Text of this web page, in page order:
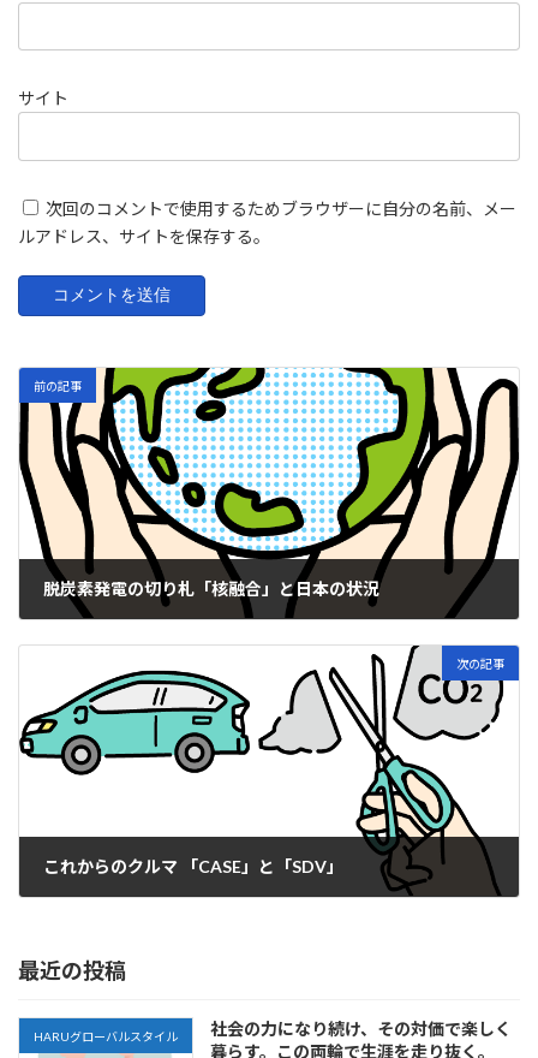
サイト
次回のコメントで使用するためブラウザーに自分の名前、メー
ルアドレス、サイトを保存する。
前の記事
脱炭素発電の切り札「核融合」と日本の状況
次の記事
これからのクルマ 「CASE」と「SDV」
最近の投稿
HARUグローバルスタイル
社会の力になり続け、その対価で楽しく
暮らす。この両輪で生涯を走り抜く。